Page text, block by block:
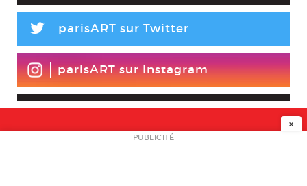
L parisART sur Twitter
parisART sur Instagram
NEWSLETTER
×
PUBLICITÉ